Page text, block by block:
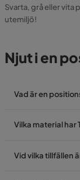
Svarta, grå eller
utemiljö!
Njut i en
Vad är en
Vilka material har
Vid vilka tillfällen